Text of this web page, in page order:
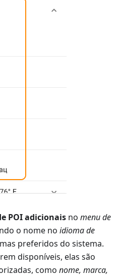
POI adicionais no menu de
o nome no idioma de
preferidos do sistema.
disponíveis, elas são
como nome, marca,